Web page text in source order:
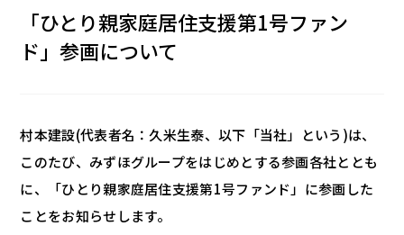
「ひとり親家庭居住支援第1号ファン
ド」参画について
村本建設(代表者名：久米生泰、以下「当社」という)は、
このたび、みずほグループをはじめとする参画各社ととも
に、「ひとり親家庭居住支援第1号ファンド」に参画した
ことをお知らせします。